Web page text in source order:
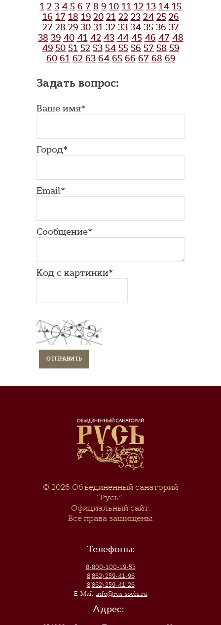
1 2 3 4 5 6 7 8 9 10 11 12 13 14 15
16 17 18 19 20 21 22 23 24 25 26
27 28 29 30 31 32 33 34 35 36 37
38 39 40 41 42 43 44 45 46 47 48
49 50 51 52 53 54 55 56 57 58 59
60 61 62 63 64 65 66 67 68 69
Задать вопрос:
Ваше имя*
Город*
Email*
Сообщение*
Код с картинки*
© 2026 Объединенный санаторий
“Русь”.
Официальный сайт.
Все права защищены.
Телефоны:
8-800-100-19-53
8(862) 259-41-96
8(862) 259-41-26
E-Mail: info@rus-sochi.ru
Адрес: